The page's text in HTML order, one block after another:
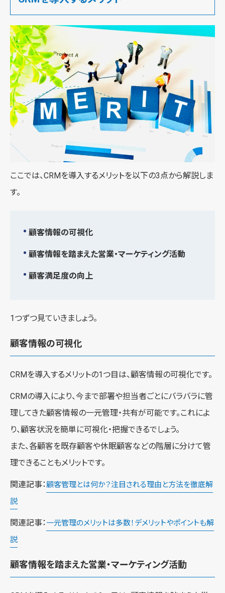
ここでは、CRMを導入するメリットを以下の3点から解説しま
す。
顧客情報の可視化
顧客情報を踏まえた営業・マーケティング活動
顧客満足度の向上
1つずつ見ていきましょう。
顧客情報の可視化
CRMを導入するメリットの1つ目は、顧客情報の可視化です。
CRMの導入により、今まで部署や担当者ごとにバラバラに管
理してきた顧客情報の一元管理・共有が可能です。これによ
り、顧客状況を簡単に可視化・把握できるでしょう。
また、各顧客を既存顧客や休眠顧客などの階層に分けて管
理できることもメリットです。
関連記事： 顧客管理とは何か？注目される理由と方法を徹底解
説
関連記事： 一元管理のメリットは多数！デメリットやポイントも解
説
顧客情報を踏まえた営業・マーケティング活動